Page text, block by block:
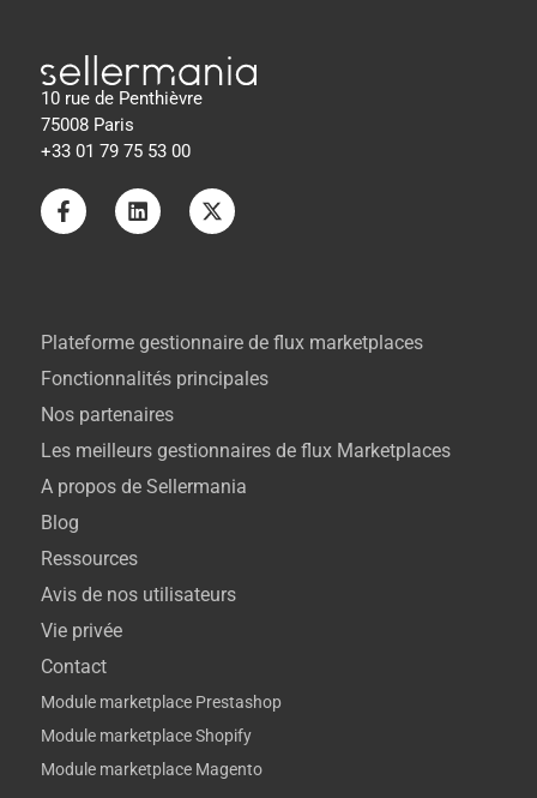
10 rue de Penthièvre
75008 Paris
+33 01 79 75 53 00
A propos de Sellermania
Blog
Ressources
Avis de nos utilisateurs
Vie privée
Contact
Plateforme gestionnaire de flux marketplaces
Fonctionnalités principales
Nos partenaires
Les meilleurs gestionnaires de flux Marketplaces
Module marketplace Prestashop
Module marketplace Shopify
Module marketplace Magento